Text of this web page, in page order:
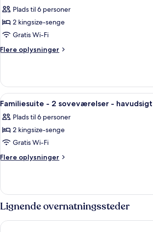
billeder
af
Familiesuite
-
Terrace)
Plads til 6 personer
2 kingsize-senge
Gratis Wi-Fi
Flere oplysninger
Flere
-
havudsigt
(Grand
Indlæs
alle
billeder
af
Familiesuite
-
-
havudsigt
En moderne
6
Familiesuite - 2 soveværelser - havudsigt
Plads til 6 personer
2 kingsize-senge
Gratis Wi-Fi
Flere oplysninger
Flere
-
soveværelser
havudsigt
Lignende overnatningssteder
Hotel Salino Port Soller - Adults Only +16